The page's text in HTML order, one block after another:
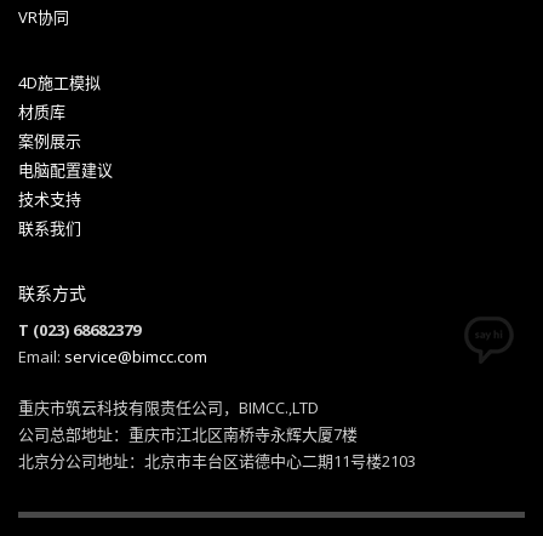
VR协同
4D施工模拟
材质库
案例展示
电脑配置建议
技术支持
联系我们
联系方式
T (023) 68682379
Email: service@bimcc.com
重庆市筑云科技有限责任公司，BIMCC.,LTD
公司总部地址：重庆市江北区南桥寺永辉大厦7楼
北京分公司地址：北京市丰台区诺德中心二期11号楼2103